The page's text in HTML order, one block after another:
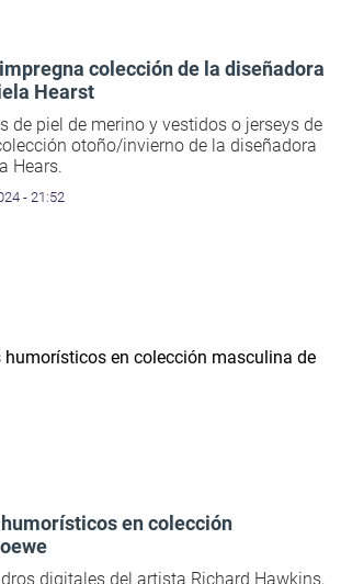
colección de la diseñadora
Hearst
de piel de merino y vestidos o jerseys de
otoño/invierno de la diseñadora
Hears.
- 21:52
en colección
digitales del artista Richard Hawkins,